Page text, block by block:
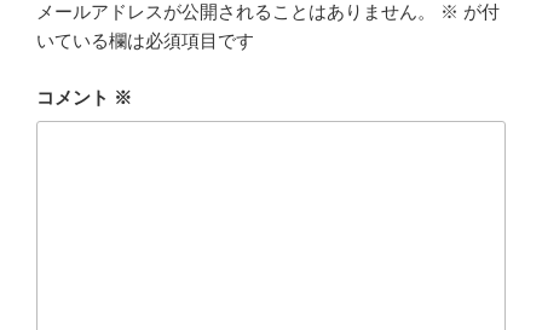
メールアドレスが公開されることはありません。 ※ が付
いている欄は必須項目です
コメント ※